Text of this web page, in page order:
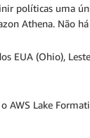
políticas uma
Athena. Não
EUA (Ohio),
AWS Lake